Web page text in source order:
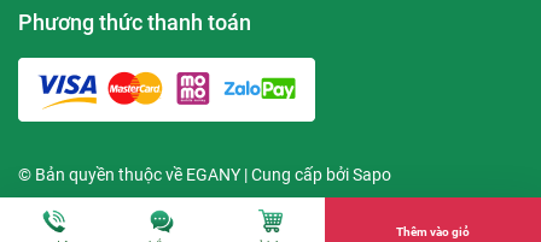
Phương thức thanh toán
© Bản quyền thuộc về EGANY | Cung cấp bởiSapo
Thêm vào giỏ